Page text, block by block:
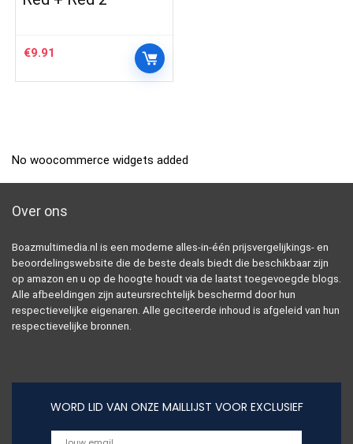
€9.91
No woocommerce widgets added
Over ons
Boazmultimedia.nl is een moderne alles-in-één prijsvergelijkings- en
beoordelingswebsite die de beste deals biedt die beschikbaar zijn
op amazon en u op de hoogte houdt via de laatst toegevoegde blogs.
Alle afbeeldingen zijn auteursrechtelijk beschermd door hun
respectievelijke eigenaren. Alle geciteerde inhoud is afgeleid van hun
respectievelijke bronnen.
WORD LID VAN ONZE MAILLIJST VOOR EXCLUSIEF